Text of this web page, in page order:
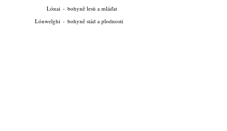
Lónai - bohyně lesů a mláďat
Lónwelghi - bohyně stád a plodnosti